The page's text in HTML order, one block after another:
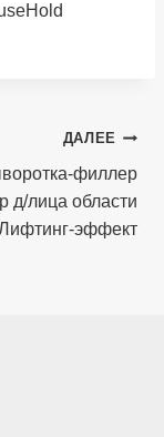
ДАЛЕЕ
филлер
д/лица области
Лифтинг-эффект